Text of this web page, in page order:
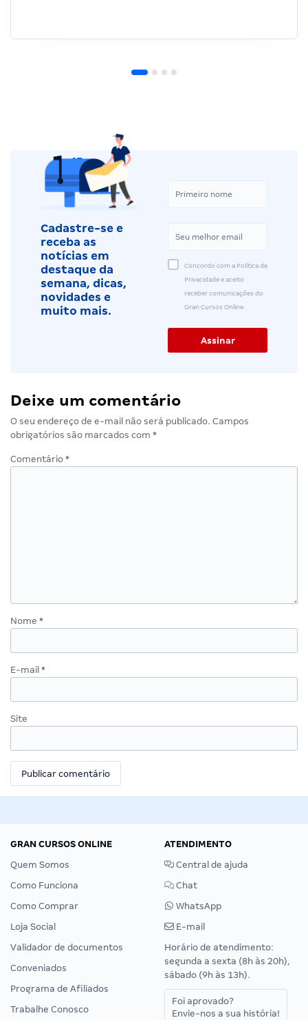
Cadastre-se e
receba as
notícias em
destaque da
semana, dicas,
novidades e
muito mais.
Concordo com a Política de
Privacidade e aceito
receber comunicações do
Gran Cursos Online.
Deixe um comentário
O seu endereço de e-mail não será publicado. Campos
obrigatórios são marcados com *
Comentário *
Nome *
E-mail *
Site
GRAN CURSOS ONLINE
Quem Somos
Como Funciona
Como Comprar
Loja Social
Validador de documentos
Conveniados
Programa de Afiliados
Trabalhe Conosco
ATENDIMENTO
Central de ajuda
Chat
WhatsApp
E-mail
Horário de atendimento:
segunda a sexta (8h às 20h),
sábado (9h às 13h).
Foi aprovado?
Envie-nos a sua história!